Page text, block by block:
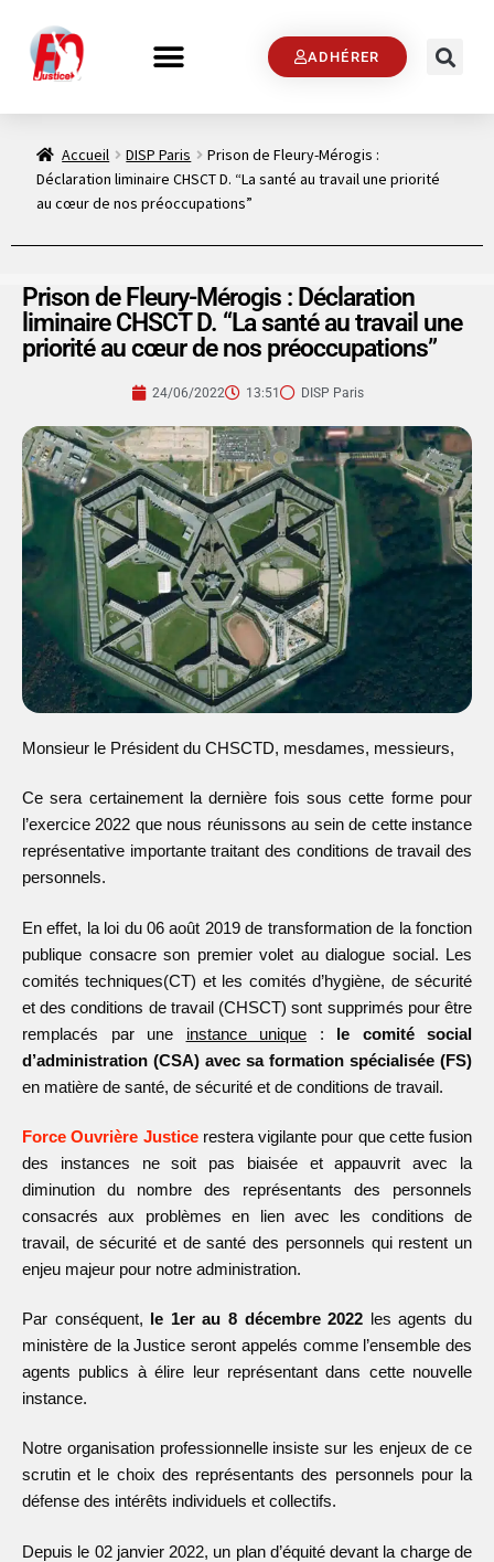
ADHÉRER
Accueil DISP Paris
Prison de Fleury-Mérogis :
Déclaration liminaire CHSCT D. “La santé au travail une priorité
au cœur de nos préoccupations”
Prison de Fleury-Mérogis : Déclaration
liminaire CHSCT D. “La santé au travail une
priorité au cœur de nos préoccupations”
24/06/2022 13:51 DISP Paris
Monsieur le Président du CHSCTD, mesdames, messieurs,
Ce sera certainement la dernière fois sous cette forme pour
l’exercice 2022 que nous réunissons au sein de cette instance
représentative importante traitant des conditions de travail des
personnels.
En effet, la loi du 06 août 2019 de transformation de la fonction
publique consacre son premier volet au dialogue social. Les
comités techniques(CT) et les comités d’hygiène, de sécurité
et des conditions de travail (CHSCT) sont supprimés pour être
remplacés par une instance unique : le comité social
d’administration (CSA) avec sa formation spécialisée (FS)
en matière de santé, de sécurité et de conditions de travail.
Force Ouvrière Justicerestera vigilante pour que cette fusion
des instances ne soit pas biaisée et appauvrit avec la
diminution du nombre des représentants des personnels
consacrés aux problèmes en lien avec les conditions de
travail, de sécurité et de santé des personnels qui restent un
enjeu majeur pour notre administration.
Par conséquent, le 1er au 8 décembre 2022 les agents du
ministère de la Justice seront appelés comme l’ensemble des
agents publics à élire leur représentant dans cette nouvelle
instance.
Notre organisation professionnelle insiste sur les enjeux de ce
scrutin et le choix des représentants des personnels pour la
défense des intérêts individuels et collectifs.
Depuis le 02 janvier 2022, un plan d’équité devant la charge de